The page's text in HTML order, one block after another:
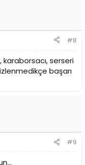
#8
serseri
başarı
#9